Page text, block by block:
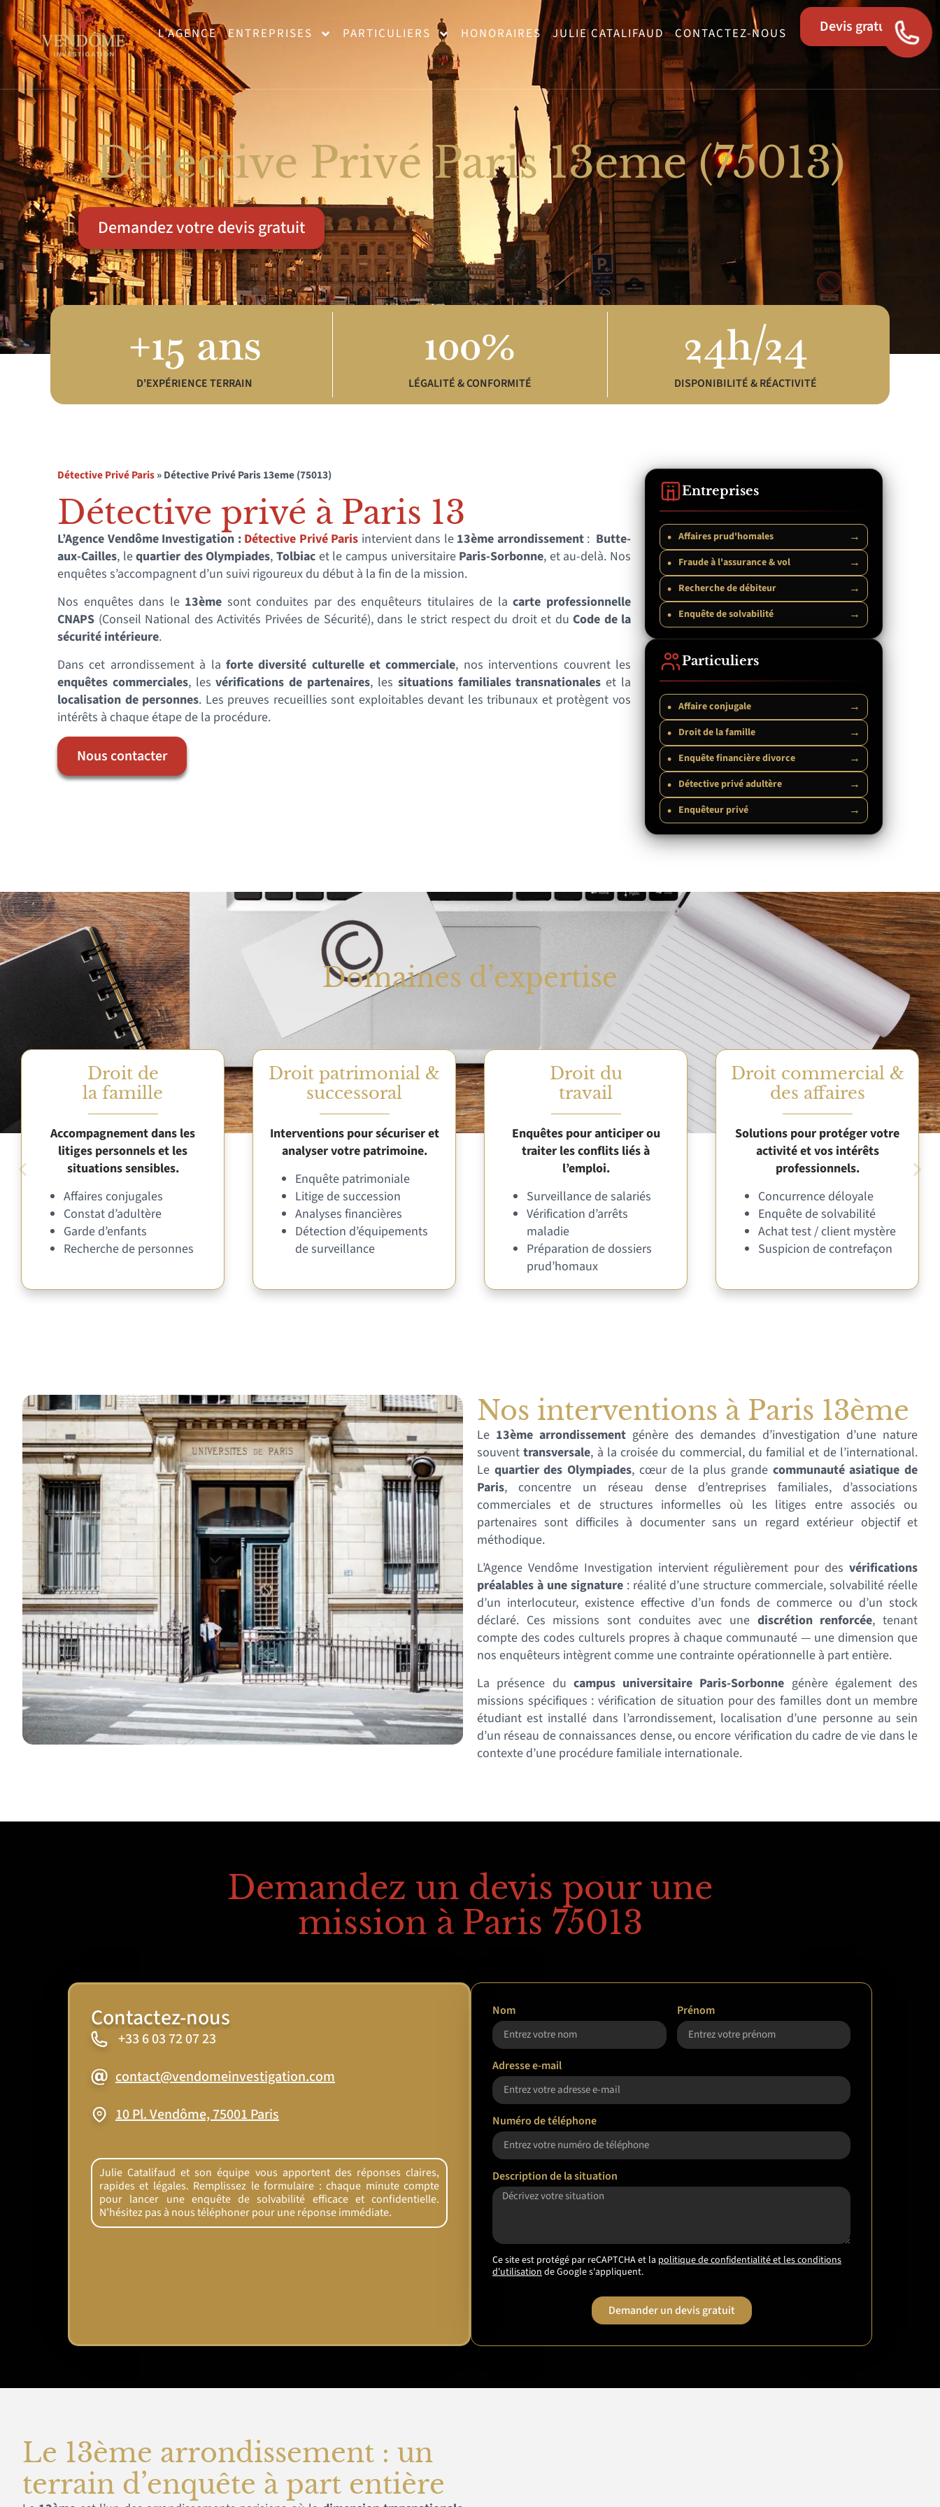
L’AGENCE ENTREPRISES PARTICULIERS HONORAIRES JULIE CATALIFAUD CONTACTEZ-NOUS Devis gratuit
Détective Privé Paris 13eme (75013)
Demandez votre devis gratuit
+15 ans
D'EXPÉRIENCE TERRAIN
100%
LÉGALITÉ & CONFORMITÉ
24h/24
DISPONIBILITÉ & RÉACTIVITÉ
Détective Privé Paris»Détective Privé Paris 13eme (75013)
Détective privé à Paris 13
L’Agence Vendôme Investigation : Détective Privé Paris intervient dans le 13ème arrondissement: Butte-
aux-Cailles, lequartier des Olympiades,Tolbiac et le campus universitaire Paris-Sorbonne, et au-delà. Nos
enquêtes s’accompagnent d’un suivi rigoureux du début à la fin de la mission.
Nos enquêtes dans le 13ème sont conduites par des enquêteurs titulaires de lacarte professionnelle
CNAPS (Conseil National des Activités Privées de Sécurité), dans le strict respect du droit et du Code de la
sécurité intérieure.
Dans cet arrondissement à la forte diversité culturelle et commerciale, nos interventions couvrent les
enquêtes commerciales, lesvérifications de partenaires, les situations familiales transnationales et la
localisation de personnes. Les preuves recueillies sont exploitables devant les tribunaux et protègent vos
intérêts à chaque étape de la procédure.
Nous contacter
Entreprises
• Affaires prud'homales →
• Fraude à l'assurance & vol →
• Recherche de débiteur →
• Enquête de solvabilité →
Particuliers
• Affaire conjugale →
• Droit de la famille →
• Enquête financière divorce →
• Détective privé adultère →
• Enquêteur privé →
Domaines d’expertise
Droit de
la famille
Accompagnement dans les
litiges personnels et les
situations sensibles.
Affaires conjugales
Constat d’adultère
Garde d’enfants
Recherche de personnes
Droit patrimonial &
successoral
Interventions pour sécuriser et
analyser votre patrimoine.
Enquête patrimoniale
Litige de succession
Analyses financières
Détection d’équipements
de surveillance
Droit du
travail
Enquêtes pour anticiper ou
traiter les conflits liés à
l’emploi.
Surveillance de salariés
Vérification d’arrêts
maladie
Préparation de dossiers
prud’homaux
Droit commercial &
des affaires
Solutions pour protéger votre
activité et vos intérêts
professionnels.
Concurrence déloyale
Enquête de solvabilité
Achat test / client mystère
Suspicion de contrefaçon
Nos interventions à Paris 13ème
Le 13ème arrondissement génère des demandes d’investigation d’une nature
souventtransversale, à la croisée du commercial, du familial et de l’international.
Le quartier des Olympiades, cœur de la plus grande communauté asiatique de
Paris, concentre un réseau dense d’entreprises familiales, d’associations
commerciales et de structures informelles où les litiges entre associés ou
partenaires sont difficiles à documenter sans un regard extérieur objectif et
méthodique.
L’Agence Vendôme Investigation intervient régulièrement pour des vérifications
préalables à une signature: réalité d’une structure commerciale, solvabilité réelle
d’un interlocuteur, existence effective d’un fonds de commerce ou d’un stock
déclaré. Ces missions sont conduites avec une discrétion renforcée, tenant
compte des codes culturels propres à chaque communauté — une dimension que
nos enquêteurs intègrent comme une contrainte opérationnelle à part entière.
La présence du campus universitaire Paris-Sorbonne génère également des
missions spécifiques : vérification de situation pour des familles dont un membre
étudiant est installé dans l’arrondissement, localisation d’une personne au sein
d’un réseau de connaissances dense, ou encore vérification du cadre de vie dans le
contexte d’une procédure familiale internationale.
Demandez un devis pour une
mission à Paris 75013
Contactez-nous
+33 6 03 72 07 23
contact@vendomeinvestigation.com
10 Pl. Vendôme, 75001 Paris
Julie Catalifaud et son équipe vous apportent des réponses claires,
rapides et légales. Remplissez le formulaire : chaque minute compte
pour lancer une enquête de solvabilité efficace et confidentielle.
N’hésitez pas à nous téléphoner pour une réponse immédiate.
Nom Prénom
Adresse e-mail
Numéro de téléphone
Description de la situation
Ce site est protégé par reCAPTCHA et la politique de confidentialité et les conditions
d'utilisationde Google s'appliquent.
Demander un devis gratuit
Le 13ème arrondissement : un
terrain d’enquête à part entière